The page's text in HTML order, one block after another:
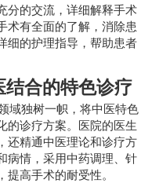
分的交流，详细解释手术
术有全面的了解，消除患
细的护理指导，帮助患者
结合的特色诊疗
域独树一帜，将中医特色
的诊疗方案。医院的医生
还精通中医理论和诊疗方
病情，采用中药调理、针
高手术的耐受性。